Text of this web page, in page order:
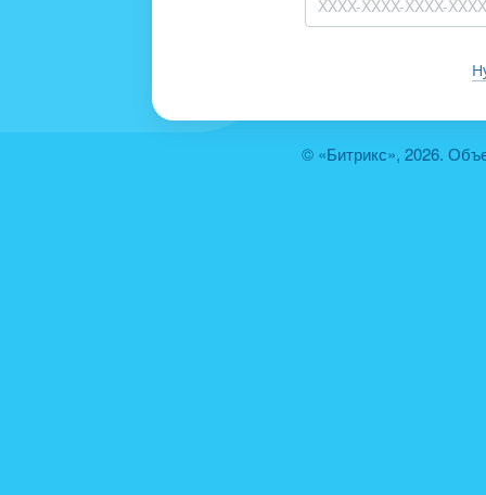
© «Битрикс», 2026.